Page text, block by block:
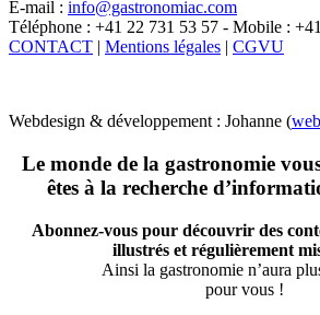
E-mail : info@gastronomiac.com
Téléphone : +41 22 731 53 57 - Mobile :
CONTACT | Mentions légales | CGVU
Webdesign & développement : Johanne (
Le monde de la gastronomie
êtes à la recherche
Abonnez-vous pour découvrir des
illustrés et régulièrement
Ainsi la gastronomie n’aura
pour vous !